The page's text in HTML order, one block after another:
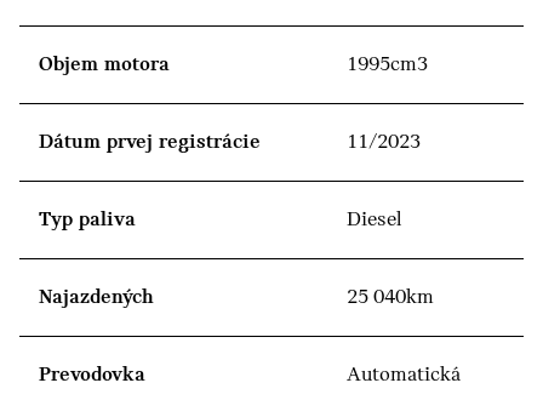
Objem motora 1995cm3
Dátum prvej registrácie 11/2023
Typ paliva Diesel
Najazdených 25 040km
Prevodovka Automatická